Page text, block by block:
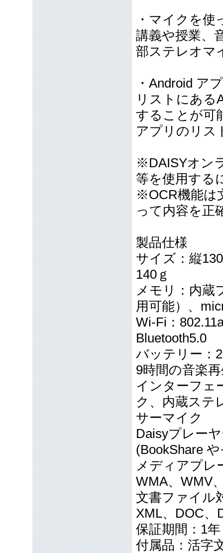
・マイクを使
講義や授業、
部ステレオマ
・Android ア
リストにある
することが可
アプリのリス
※DAISYオン
等を使用する
※OCR機能は
って内容を正
製品仕様
サイズ：縦
140ｇ
メモリ：内蔵
用可能）、
Wi-Fi：
Bluetooth5.0
バッテリー：
9時間の音楽
インターフェ
ク、内蔵ステ
サーマイク
Daisyプレー
(BookShare
メディアプレ
WMA、WMV
文書ファイル
XML、DOC、
保証期間：1年
付属品：活字